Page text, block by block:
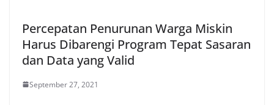
Percepatan Penurunan Warga Miskin
Harus Dibarengi Program Tepat Sasaran
dan Data yang Valid
September 27, 2021